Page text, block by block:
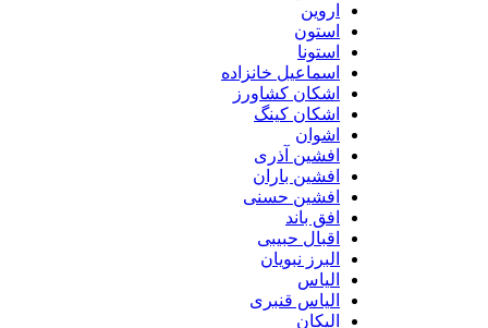
اسماعیل خانزاده
اشکان کشاورز
اشکان کینگ
افشین آذری
افشین باران
افشین حسنی
افق باند
اقبال حبیبی
البرز نبویان
الیاس قنبرى